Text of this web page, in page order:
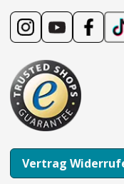
Vertrag